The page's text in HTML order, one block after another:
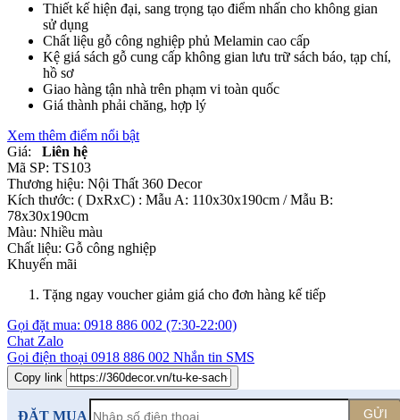
Thiết kế hiện đại, sang trọng tạo điểm nhấn cho không gian
sử dụng
Chất liệu gỗ công nghiệp phủ Melamin cao cấp
Kệ giá sách gỗ cung cấp không gian lưu trữ sách báo, tạp chí,
hồ sơ
Giao hàng tận nhà trên phạm vi toàn quốc
Giá thành phải chăng, hợp lý
Xem thêm điểm nổi bật
Giá:
Liên hệ
Mã SP: TS103
Thương hiệu: Nội Thất 360 Decor
Kích thước: ( DxRxC) : Mẫu A: 110x30x190cm / Mẫu B:
78x30x190cm
Màu: Nhiều màu
Chất liệu: Gỗ công nghiệp
Khuyến mãi
Tặng ngay voucher giảm giá cho đơn hàng kế tiếp
Gọi đặt mua: 0918 886 002 (7:30-22:00)
Chat Zalo
Gọi điện thoại 0918 886 002 Nhắn tin SMS
Copy link
ĐẶT MUA GỬI